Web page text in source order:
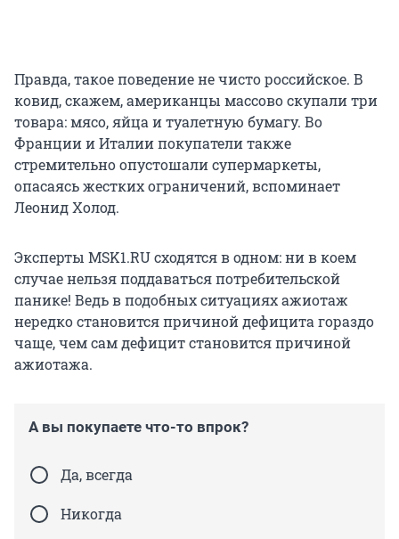
Правда, такое поведение не чисто российское. В
ковид, скажем, американцы массово скупали три
товара: мясо, яйца и туалетную бумагу. Во
Франции и Италии покупатели также
стремительно опустошали супермаркеты,
опасаясь жестких ограничений, вспоминает
Леонид Холод.
Эксперты MSK1.RU сходятся в одном: ни в коем
случае нельзя поддаваться потребительской
панике! Ведь в подобных ситуациях ажиотаж
нередко становится причиной дефицита гораздо
чаще, чем сам дефицит становится причиной
ажиотажа.
А вы покупаете что-то впрок?
Да, всегда
Никогда